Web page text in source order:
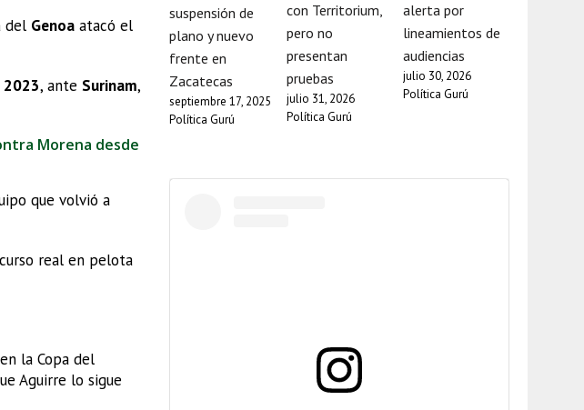
del Genoa atacó el
2023, ante Surinam,
Morena desde
que volvió a
real en pelota
la Copa del
Aguirre lo sigue
suspensión de
plano y nuevo
frente en
Zacatecas
septiembre 17, 2025
Política Gurú
con Territorium,
pero no
presentan
pruebas
julio 31, 2026
Política Gurú
alerta por
lineamientos de
audiencias
julio 30, 2026
Política Gurú